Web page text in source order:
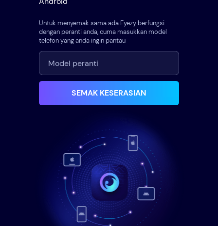
Untuk menyemak sama ada Eyezy berfungsi
dengan peranti anda, cuma masukkan model
telefon yang anda ingin pantau
SEMAK KESERASIAN